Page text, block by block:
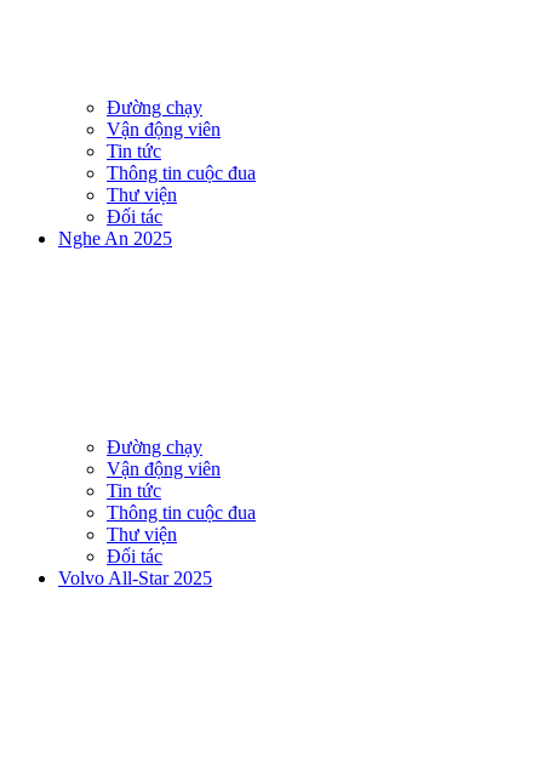
Đường chạy
Vận động viên
Tin tức
Thông tin cuộc đua
Thư viện
Đối tác
Nghe An 2025
Đường chạy
Vận động viên
Tin tức
Thông tin cuộc đua
Thư viện
Đối tác
Volvo All-Star 2025